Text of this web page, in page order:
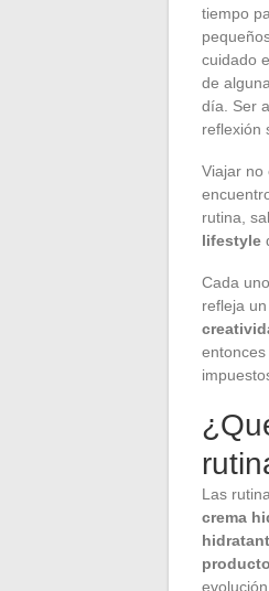
tiempo
cuidado
de
día. Ser
reflexión
Viajar no
rutina,
lifestyle
Cada
refleja
Las
crema